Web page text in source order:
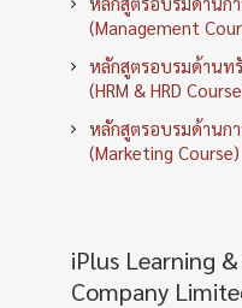
(Management
หลักสูตรอบรมด้านท
(HRM & HRD
หลักสูตรอบรมด้านก
(Marketing Course)
iPlus Learning
Company